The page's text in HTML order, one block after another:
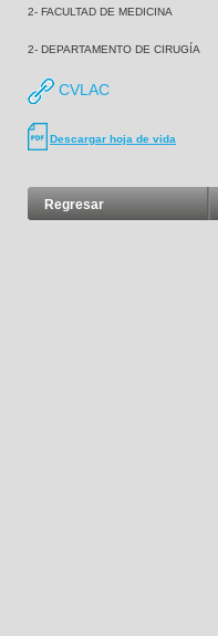
2- FACULTAD DE MEDICINA
2- DEPARTAMENTO DE CIRUGÍA
CVLAC
Descargar hoja de vida
Regresar